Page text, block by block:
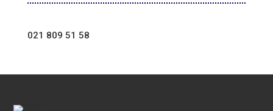
021 809 51 58